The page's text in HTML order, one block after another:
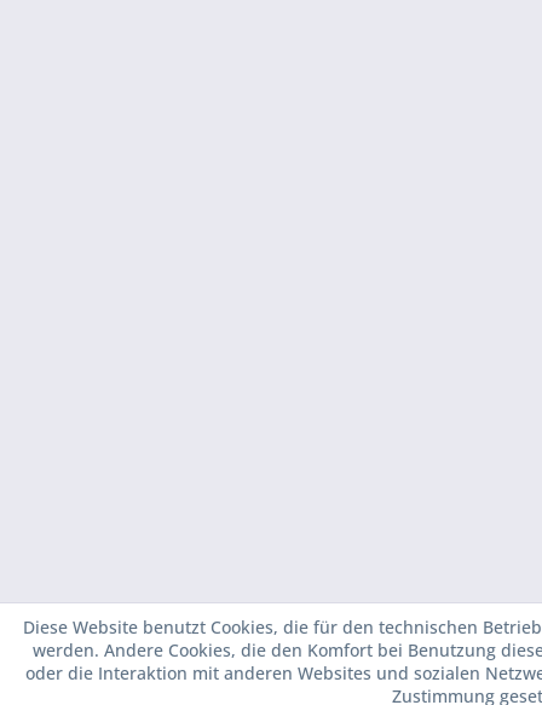
Diese Website benutzt Cookies, die für den technischen
werden. Andere Cookies, die den Komfort bei Benutzung
oder die Interaktion mit anderen Websites und sozialen
Zustimmung